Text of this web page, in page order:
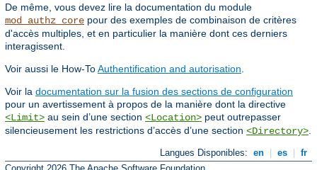
De même, vous devez lire la documentation du module
mod_authz_core pour des exemples de combinaison de critères
d'accès multiples, et en particulier la manière dont ces derniers
interagissent.
Voir aussi le How-ToAuthentification and autorisation
Voir la documentation sur la fusion des sections de configuration
pour un avertissement à propos de la manière dont la directive
<Limit> au sein d’une section <Location> peut outrepasser
silencieusement les restrictions d’accès d’une section <Directory>
Langues Disponibles: en es
fr